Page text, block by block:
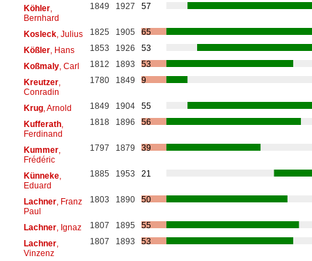
Köhler,
Bernhard
1849 1927 57
Kosleck, Julius 1825 1905
65
Kößler, Hans 1853 1926
53
Koßmaly, Carl 1812 1893
53
Kreutzer,
Conradin
1780 1849 9
Krug, Arnold 1849 1904
55
Kufferath,
Ferdinand
1818 1896 56
Kummer,
Frédéric
1797 1879 39
Künneke,
Eduard
1885 1953 21
Lachner, Franz
Paul
1803 1890 50
Lachner, Ignaz 1807 1895
55
Lachner,
Vinzenz
1807 1893 53